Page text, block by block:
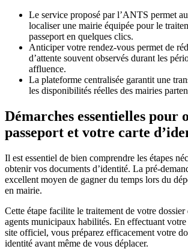
Le service proposé par l’ANTS permet
localiser une mairie équipée pour le
passeport en quelques clics.
Anticiper votre rendez-vous permet de
d’attente souvent observés durant les
affluence.
La plateforme centralisée garantit une
les disponibilités réelles des mairies
Démarches essentielles pour
passeport et votre carte
Il est essentiel de bien comprendre les étapes
obtenir vos documents d’identité. La pré-
excellent moyen de gagner du temps lors du
en mairie.
Cette étape facilite le traitement de votre dossier
agents municipaux habilités. En effectuant
site officiel, vous préparez efficacement votre
identité avant même de vous déplacer.